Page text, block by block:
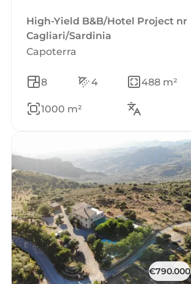
High-Yield B&B/Hotel Project nr
Cagliari/Sardinia
Capoterra
8 4 488 m²
1000 m²
€790.000